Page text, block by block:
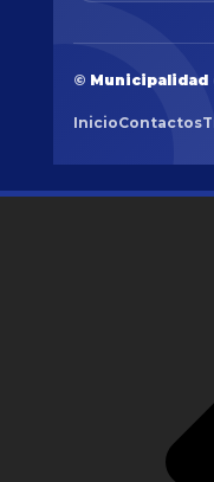
© Municipalidad
InicioContactos